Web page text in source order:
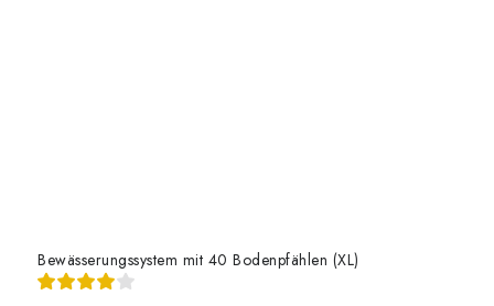
Bewässerungssystem mit 40 Bodenpfählen (XL)